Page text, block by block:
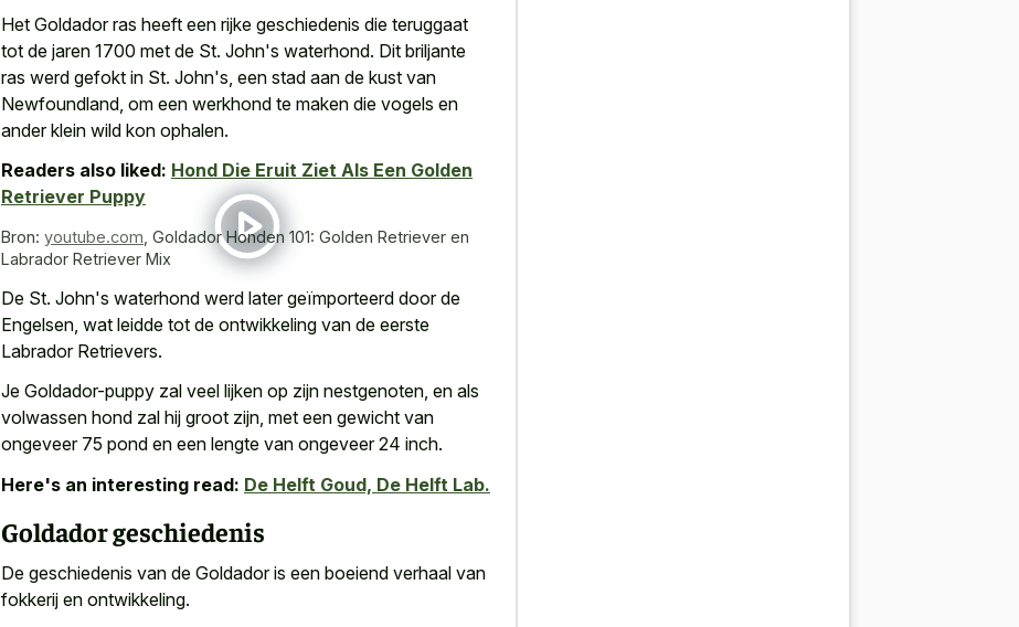
Het Goldador ras heeft een rijke geschiedenis die teruggaat
tot de jaren 1700 met de St. John's waterhond. Dit briljante
ras werd gefokt in St. John's, een stad aan de kust van
Newfoundland, om een werkhond te maken die vogels en
ander klein wild kon ophalen.
Readers also liked: Hond Die Eruit Ziet Als Een Golden
Retriever Puppy
Bron: youtube.com Goldador Honden 101: Golden Retriever en
Labrador Retriever Mix
De St. John's waterhond werd later geïmporteerd door de
Engelsen, wat leidde tot de ontwikkeling van de eerste
Labrador Retrievers.
Je Goldador-puppy zal veel lijken op zijn nestgenoten, en als
volwassen hond zal hij groot zijn, met een gewicht van
ongeveer 75 pond en een lengte van ongeveer 24 inch.
Here's an interesting read: De Helft Goud, De Helft Lab.
Goldador geschiedenis
De geschiedenis van de Goldador is een boeiend verhaal van
fokkerij en ontwikkeling.